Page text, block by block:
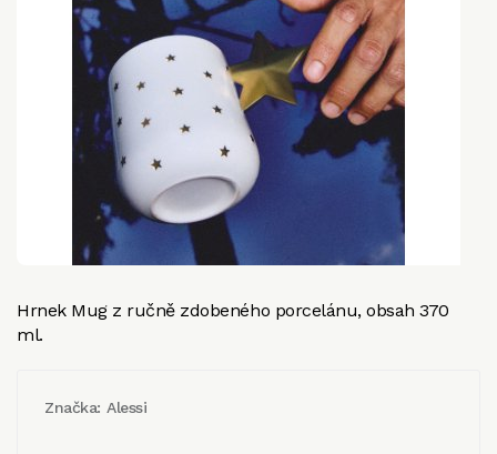
Hrnek Mug z ručně zdobeného porcelánu, obsah 370
ml.
Značka: Alessi